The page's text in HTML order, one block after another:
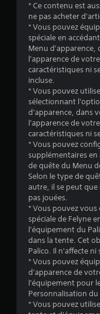
* Ce contenu est
ne pas acheter
* Vous pouvez
spéciale en
Menu d'apparence,
l'apparence de
caractéristiques ni
incluse.
* Vous pouvez
sélectionnant
d'apparence, dans
l'apparence de
caractéristiques ni
* Vous pouvez
supplémentaires
de quête du Menu
Selon le type de
autre, il se peut
pas jouées.
* Vous pouvez
spéciale de Felyne
l'équipement du
dans la tente. Cet
Palico. Il n'affecte ni
* Vous pouvez
d'apparence de
l'équipement pour
Personnalisation
* Vous pouvez